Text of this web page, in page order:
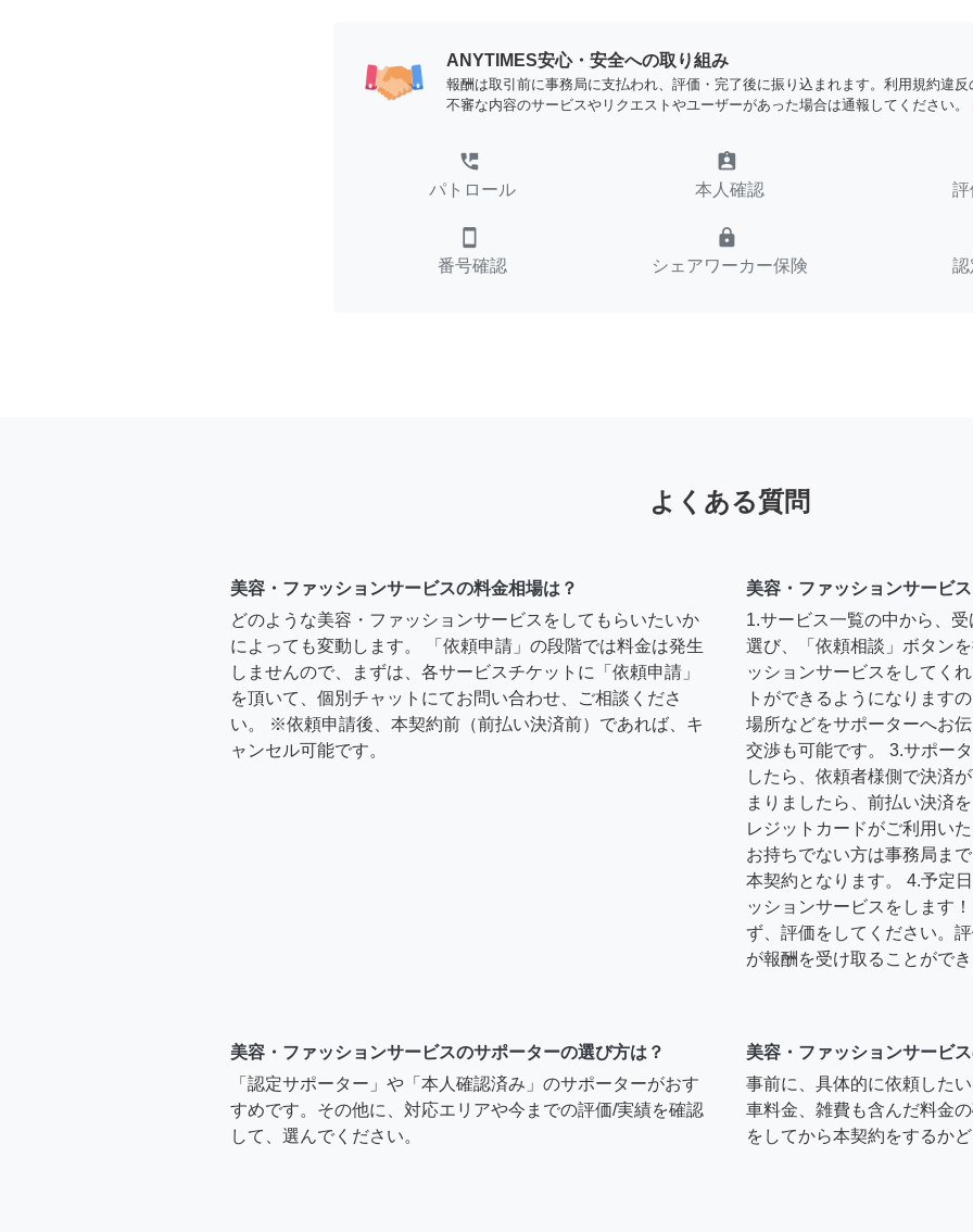
ANYTIMES安心・安全への取り組み
報酬は取引前に事務局に支払われ、評価・完了後に振り込まれます。利用規約違反
不審な内容のサービスやリクエストやユーザーがあった場合は通報してください。
perm_phone_msg
パトロール
assignment_ind
本人確認
smartphone
番号確認
lock
シェアワーカー保険
よくある質問
美容・ファッションサービスの料金相場は？
どのような美容・ファッションサービスをしてもらいたいか
によっても変動します。 「依頼申請」の段階では料金は発生
しませんので、まずは、各サービスチケットに「依頼申請」
を頂いて、個別チャットにてお問い合わせ、ご相談くださ
い。 ※依頼申請後、本契約前（前払い決済前）であれば、キ
ャンセル可能です。
美容・ファッションサービ
1.サービス一覧の中から、
選び、「依頼相談」ボタン
ッションサービスをしてく
トができるようになります
場所などをサポーターへお
交渉も可能です。 3.サポー
したら、依頼者様側で決済
まりましたら、前払い決済
レジットカードがご利用い
お持ちでない方は事務局ま
本契約となります。 4.予定
ッションサービスをします
ず、評価をしてください。
が報酬を受け取ることができ
美容・ファッションサービスのサポーターの選び方は？
「認定サポーター」や「本人確認済み」のサポーターがおす
すめです。その他に、対応エリアや今までの評価/実績を確認
して、選んでください。
美容・ファッションサービ
事前に、具体的に依頼した
車料金、雑費も含んだ料金
をしてから本契約をするか